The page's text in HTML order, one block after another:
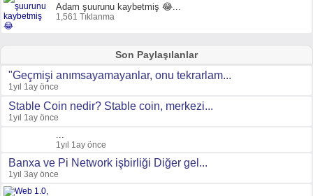
Adam şuurunu kaybetmiş 😂...
1,561 Tıklanma
Son Paylaşılanlar
"Geçmişi anımsayamayanlar, onu tekrarlam...
1yıl 1ay önce
Stable Coin nedir? Stable coin, merkezi...
1yıl 1ay önce
...
1yıl 1ay önce
Banxa ve Pi Network işbirliği Diğer gel...
1yıl 3ay önce